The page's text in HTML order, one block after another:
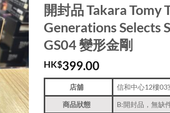
開封品 Takara Tomy
Generations Selects
GS04 變形金剛
HK$399.00
店舖 信和中心12樓03
商品狀態 B:開封品，無缺